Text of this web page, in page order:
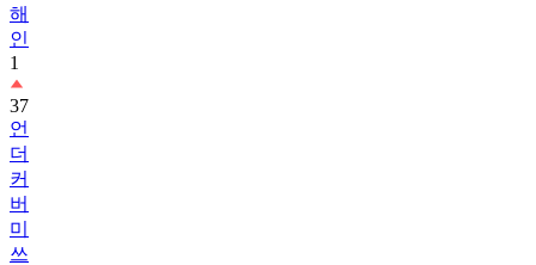
해
인
1
37
언
더
커
버
미
쓰